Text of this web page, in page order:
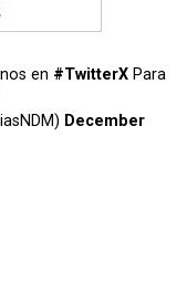
en #TwitterX Para
December